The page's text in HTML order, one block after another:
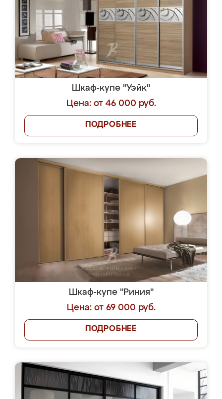
Шкаф-купе "Уэйк"
Цена: от 46 000 руб.
ПОДРОБНЕЕ
Шкаф-купе "Риния"
Цена: от 69 000 руб.
ПОДРОБНЕЕ